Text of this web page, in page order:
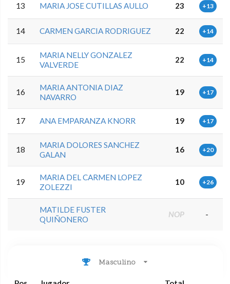
13 MARIA JOSE CUTILLAS AULLO 23 +13
14 CARMEN GARCIA RODRIGUEZ 22 +14
15
MARIA NELLY GONZALEZ
VALVERDE
22 +14
16
MARIA ANTONIA DIAZ
NAVARRO
19 +17
17 ANA EMPARANZA KNORR 19 +17
18
MARIA DOLORES SANCHEZ
GALAN
16 +20
19
MARIA DEL CARMEN LOPEZ
ZOLEZZI
10 +26
MATILDE FUSTER
QUIÑONERO
NOP -
Masculino